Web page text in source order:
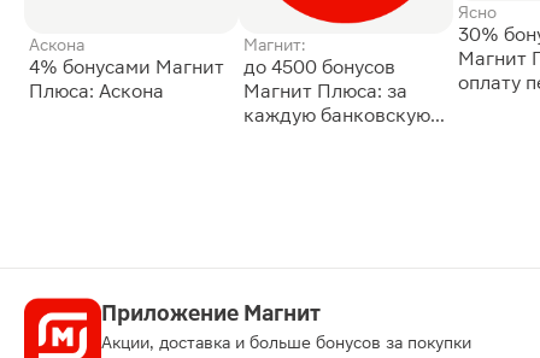
Аскона
4% бонусами Магнит
Плюса: Аскона
Магнит:
до 4500 бонусов
Магнит Плюса: за
каждую банковскую
Ясно
30%
Магнит
оплату
Приложение Магнит
Акции, доставка и больше бонусов за покупки